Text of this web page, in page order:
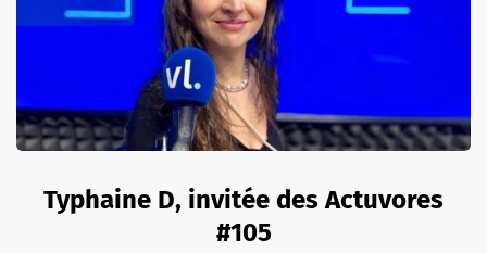
Typhaine D, invitée des Actuvores
#105